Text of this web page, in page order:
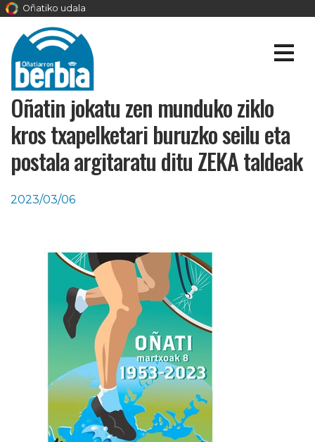
Oñatiko udala
Oñatin jokatu zen munduko ziklo
kros txapelketari buruzko seilu eta
postala argitaratu ditu ZEKA taldeak
2023/03/06